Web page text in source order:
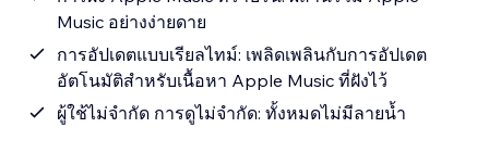
Music อย่างง่ายดาย
การอัปเดตแบบเรียลไทม์: เพลิดเพลินกับการอัปเดต
อัตโนมัติสำหรับเนื้อหา Apple Music ที่ฝังไว้
ผู้ใช้ไม่จำกัด การดูไม่จำกัด: ทั้งหมดไม่มีลายน้ำ